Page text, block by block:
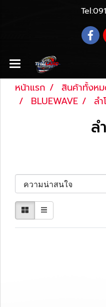
Tel:
หน้าแรก สินค้าทั้งห
BLUEWAVE
ล
ล